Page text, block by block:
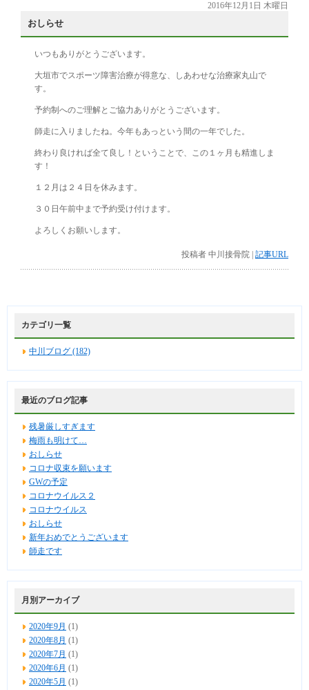
2016年12月1日 木曜日
おしらせ
いつもありがとうございます。
大垣市でスポーツ障害治療が得意な、しあわせな治療家丸山で
す。
予約制へのご理解とご協力ありがとうございます。
師走に入りましたね。今年もあっという間の一年でした。
終わり良ければ全て良し！ということで、この１ヶ月も精進しま
す！
１２月は２４日を休みます。
３０日午前中まで予約受け付けます。
よろしくお願いします。
投稿者 中川接骨院 | 記事URL
カテゴリ一覧
中川ブログ (182)
最近のブログ記事
残暑厳しすぎます
梅雨も明けて…
おしらせ
コロナ収束を願います
GWの予定
コロナウイルス２
コロナウイルス
おしらせ
新年おめでとうございます
師走です
月別アーカイブ
2020年9月 (1)
2020年8月 (1)
2020年7月 (1)
2020年6月 (1)
2020年5月 (1)